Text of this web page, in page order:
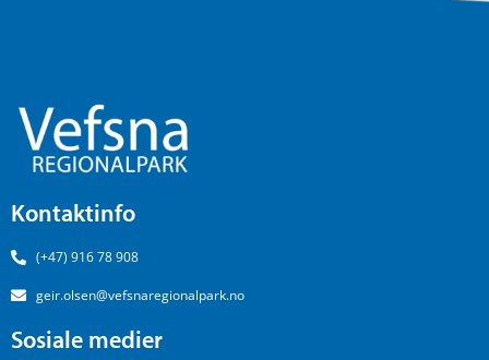
Kontaktinfo
(+47) 916 78 908
geir.olsen@vefsnaregionalpark.no
Sosiale medier